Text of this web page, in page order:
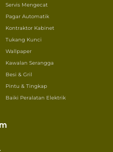
Servis Mengecat
Pagar Automatik
Kontraktor Kabinet
Tukang Kunci
Wallpaper
Kawalan Serangga
Besi & Gril
Pintu & Tingkap
Baiki Peralatan Elektrik